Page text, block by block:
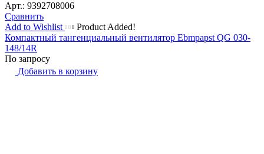
Арт.: 9392708006
Сравнить
Add to Wishlist
Product Added!
Компактный тангенциальный вентилятор Ebmpapst QG 030-
148/14R
По запросу
Добавить в корзину